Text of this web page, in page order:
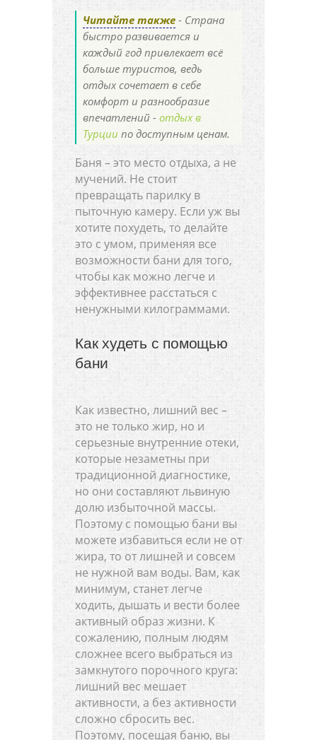
Читайте также- Страна
быстро развивается и
каждый год привлекает всё
больше туристов, ведь
отдых сочетает в себе
комфорт и разнообразие
впечатлений -отдых в
Турции по доступным ценам.
Баня – это место отдыха, а не
мучений. Не стоит
превращать парилку в
пыточную камеру. Если уж вы
хотите похудеть, то делайте
это с умом, применяя все
возможности бани для того,
чтобы как можно легче и
эффективнее расстаться с
ненужными килограммами.
Как худеть с помощью
бани
Как известно, лишний вес –
это не только жир, но и
серьезные внутренние отеки,
которые незаметны при
традиционной диагностике,
но они составляют львиную
долю избыточной массы.
Поэтому с помощью бани вы
можете избавиться если не от
жира, то от лишней и совсем
не нужной вам воды. Вам, как
минимум, станет легче
ходить, дышать и вести более
активный образ жизни. К
сожалению, полным людям
сложнее всего выбраться из
замкнутого порочного круга:
лишний вес мешает
активности, а без активности
сложно сбросить вес.
Поэтому, посещая баню, вы